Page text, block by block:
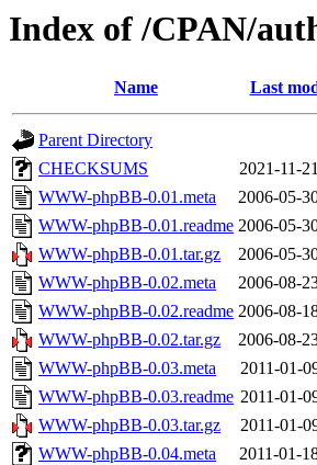
Index of /CPAN/
Name Last
Parent Directory
CHECKSUMS
2021-11-
WWW-phpBB-0.01.meta
2006-05-
WWW-phpBB-0.01.readme 2006-05-
WWW-phpBB-0.01.tar.gz
2006-05-
WWW-phpBB-0.02.meta
2006-08-
WWW-phpBB-0.02.readme 2006-08-
WWW-phpBB-0.02.tar.gz
2006-08-
WWW-phpBB-0.03.meta
2011-01-
WWW-phpBB-0.03.readme 2011-01-
WWW-phpBB-0.03.tar.gz
2011-01-
WWW-phpBB-0.04.meta
2011-01-